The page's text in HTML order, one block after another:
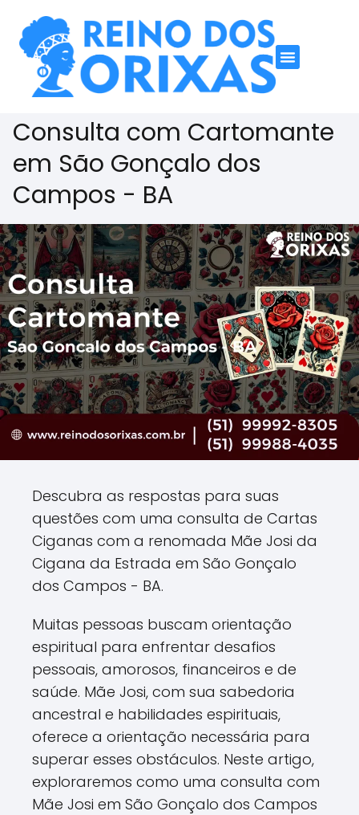
Consulta com Cartomante
em São Gonçalo dos
Campos - BA
Descubra as respostas para suas
questões com uma consulta de Cartas
Ciganas com a renomada Mãe Josi da
Cigana da Estrada em São Gonçalo
dos Campos - BA.
Muitas pessoas buscam orientação
espiritual para enfrentar desafios
pessoais, amorosos, financeiros e de
saúde. Mãe Josi, com sua sabedoria
ancestral e habilidades espirituais,
oferece a orientação necessária para
superar esses obstáculos. Neste artigo,
exploraremos como uma consulta com
Mãe Josi em São Gonçalo dos Campos